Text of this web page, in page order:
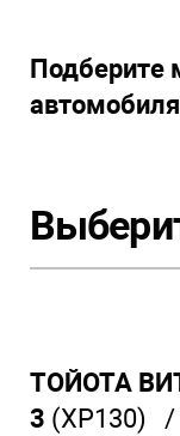
Подберите
ТОЙОТА
3 (XP130) /